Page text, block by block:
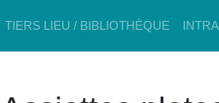
TIERS LIEU / BIBLIOTHÈQUE